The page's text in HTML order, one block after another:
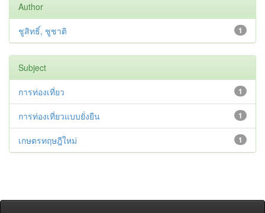
Author
1
ชูสิทธิ์, ชูชาติ
Subject
1
การท่องเที่ยว
1
การท่องเที่ยวแบบยั่งยืน
1
เกษตรทฤษฎีใหม่